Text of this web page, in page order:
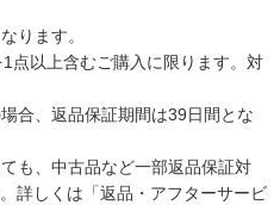
ります。
点以上含むご購入に限ります。対
合、返品保証期間は39日間とな
も、中古品など一部返品保証対
詳しくは「返品・アフターサービ